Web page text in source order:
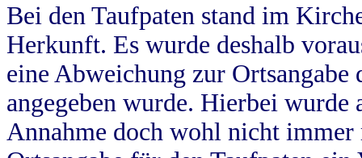
Bei den Taufpaten stand im
Herkunft. Es wurde deshalb
eine Abweichung zur
angegeben wurde. Hierbei wurde
Annahme doch wohl nicht